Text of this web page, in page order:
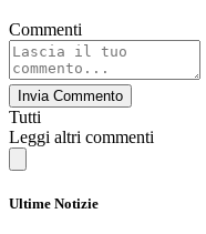
Commenti
Invia Commento
Tutti
Leggi altri commenti
Ultime Notizie